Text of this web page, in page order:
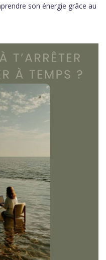
son énergie grâce au